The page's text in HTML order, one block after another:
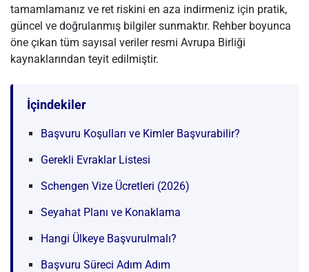
tamamlamanız ve ret riskini en aza indirmeniz için pratik,
güncel ve doğrulanmış bilgiler sunmaktır. Rehber boyunca
öne çıkan tüm sayısal veriler resmi Avrupa Birliği
kaynaklarından teyit edilmiştir.
İçindekiler
Başvuru Koşulları ve Kimler Başvurabilir?
Gerekli Evraklar Listesi
Schengen Vize Ücretleri (2026)
Seyahat Planı ve Konaklama
Hangi Ülkeye Başvurulmalı?
Başvuru Süreci Adım Adım